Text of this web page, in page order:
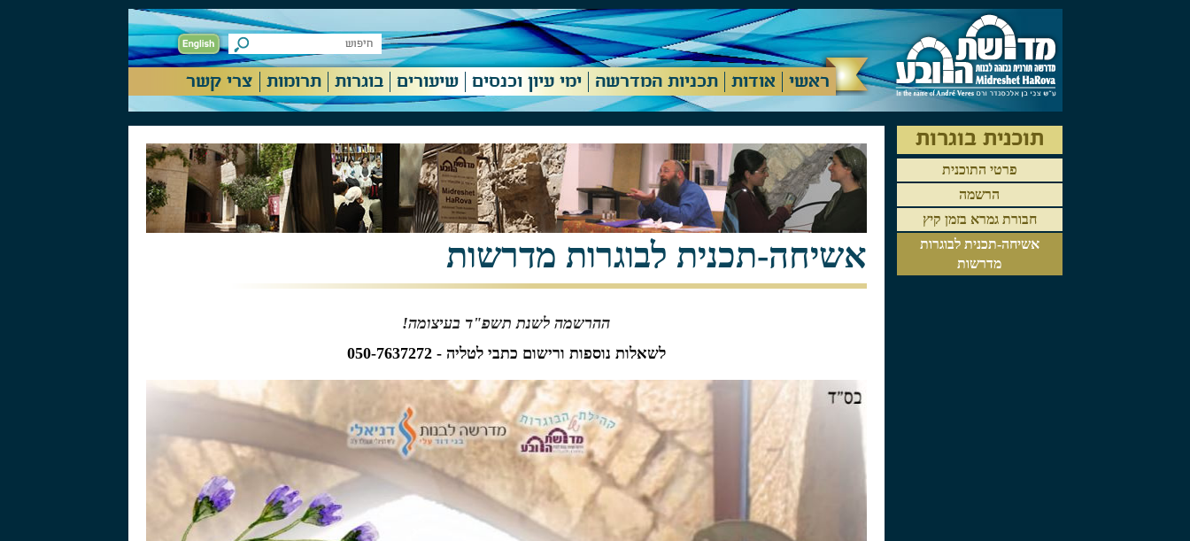
ראשי אודות תכניות המדרשה ימי עיון וכנסים שיעורים בוגרות תרומות צרי קשר
אשיחה-תכנית לבוגרות מדרשות
ההרשמה לשנת תשפ"ד בעיצומה!
לשאלות נוספות ורישום כתבי לטליה - 050-7637272
תוכנית בוגרות
פרטי התוכנית
הרשמה
חבורת גמרא בזמן קיץ
אשיחה-תכנית לבוגרות
מדרשות